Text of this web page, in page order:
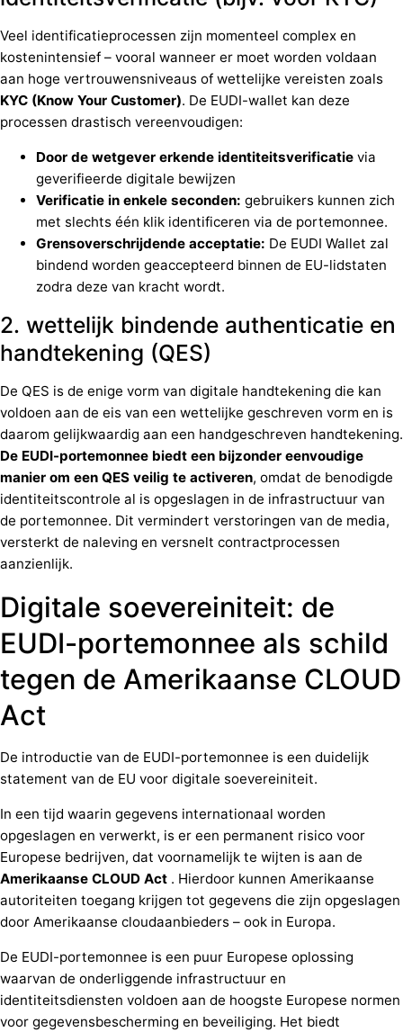
Veel identificatieprocessen zijn momenteel complex en
kostenintensief – vooral wanneer er moet worden voldaan
aan hoge vertrouwensniveaus of wettelijke vereisten zoals
KYC (Know Your Customer). De EUDI-wallet kan deze
processen drastisch vereenvoudigen:
Door de wetgever erkende identiteitsverificatie via
geverifieerde digitale bewijzen
Verificatie in enkele seconden: gebruikers kunnen zich
met slechts één klik identificeren via de portemonnee.
Grensoverschrijdende acceptatie: De EUDI Wallet zal
bindend worden geaccepteerd binnen de EU-lidstaten
zodra deze van kracht wordt.
2. wettelijk bindende authenticatie en
handtekening (QES)
De QES is de enige vorm van digitale handtekening die kan
voldoen aan de eis van een wettelijke geschreven vorm en is
daarom gelijkwaardig aan een handgeschreven handtekening.
De EUDI-portemonnee biedt een bijzonder eenvoudige
manier om een QES veilig te activeren, omdat de benodigde
identiteitscontrole al is opgeslagen in de infrastructuur van
de portemonnee. Dit vermindert verstoringen van de media,
versterkt de naleving en versnelt contractprocessen
aanzienlijk.
Digitale soevereiniteit: de
EUDI-portemonnee als schild
tegen de Amerikaanse CLOUD
Act
De introductie van de EUDI-portemonnee is een duidelijk
statement van de EU voor digitale soevereiniteit.
In een tijd waarin gegevens internationaal worden
opgeslagen en verwerkt, is er een permanent risico voor
Europese bedrijven, dat voornamelijk te wijten is aan de
Amerikaanse CLOUD Act . Hierdoor kunnen Amerikaanse
autoriteiten toegang krijgen tot gegevens die zijn opgeslagen
door Amerikaanse cloudaanbieders – ook in Europa.
De EUDI-portemonnee is een puur Europese oplossing
waarvan de onderliggende infrastructuur en
identiteitsdiensten voldoen aan de hoogste Europese normen
voor gegevensbescherming en beveiliging. Het biedt